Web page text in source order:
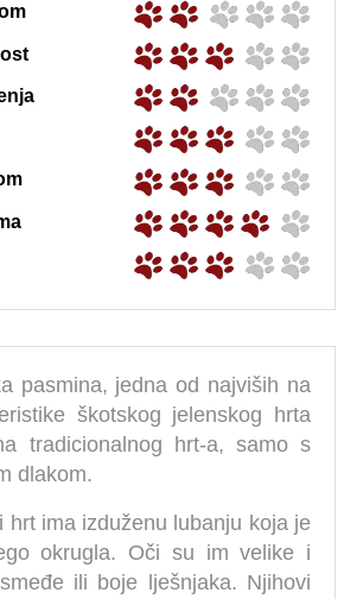
pasmina, jedna od najviših na
škotskog jelenskog hrta
tradicionalnog hrt-a, samo s
dlakom.
hrt ima izduženu lubanju koja je
okrugla. Oči su im velike i
ili boje lješnjaka. Njihovi